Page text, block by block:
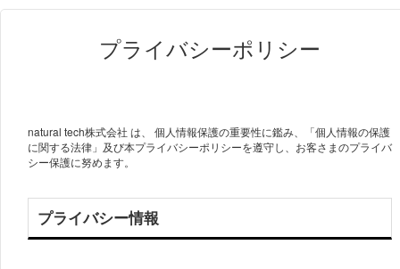
プライバシーポリシー
natural tech株式会社 は、 個人情報保護の重要性に鑑み、「個人情報の保護
に関する法律」及び本プライバシーポリシーを遵守し、お客さまのプライバ
シー保護に努めます。
プライバシー情報